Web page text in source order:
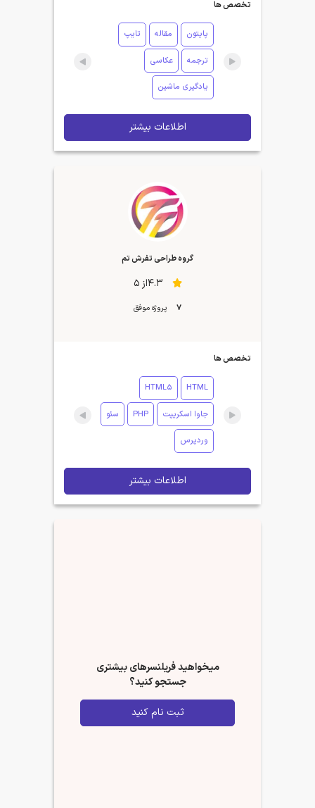
تخصص ها
پایتون مقاله تایپ
ترجمه عکاسی
یادگیری ماشین
اطلاعات بیشتر
گروه طراحی تفرش تم
4.3از 5
7 پروژه موفق
تخصص ها
HTML
HTML5
جاوا اسکریپت PHP سئو
وردپرس
اطلاعات بیشتر
میخواهید فریلنسرهای بیشتری
جستجو کنید؟
ثبت نام کنید